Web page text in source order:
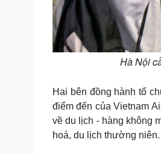
Hà Nội
Hai bên đồng hành tổ
điểm đến của Vietnam
về du lịch - hàng không
hoá, du lịch thường niên.